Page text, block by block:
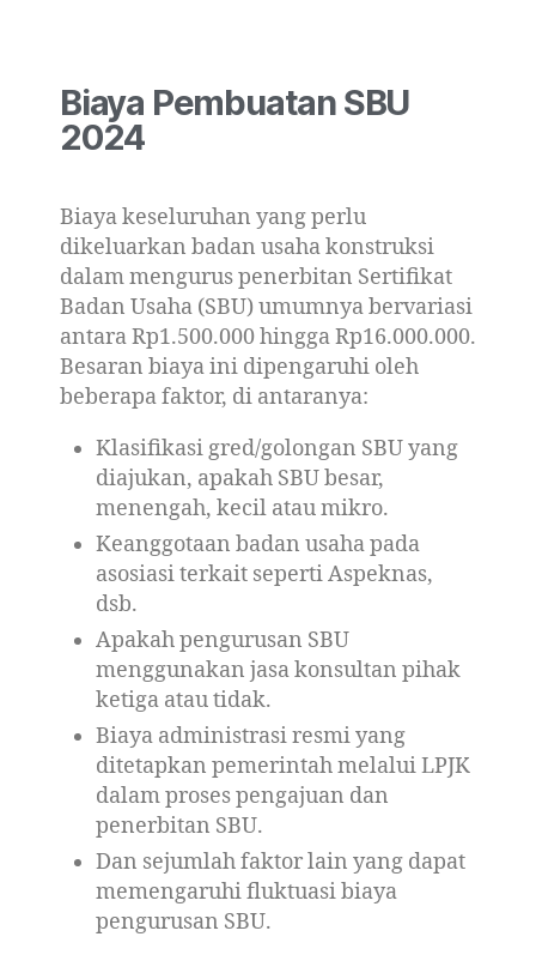
Biaya Pembuatan SBU
2024
Biaya keseluruhan yang perlu
dikeluarkan badan usaha konstruksi
dalam mengurus penerbitan Sertifikat
Badan Usaha (SBU) umumnya bervariasi
antara Rp1.500.000 hingga Rp16.000.000.
Besaran biaya ini dipengaruhi oleh
beberapa faktor, di antaranya:
Klasifikasi gred/golongan SBU yang
diajukan, apakah SBU besar,
menengah, kecil atau mikro.
Keanggotaan badan usaha pada
asosiasi terkait seperti Aspeknas,
dsb.
Apakah pengurusan SBU
menggunakan jasa konsultan pihak
ketiga atau tidak.
Biaya administrasi resmi yang
ditetapkan pemerintah melalui LPJK
dalam proses pengajuan dan
penerbitan SBU.
Dan sejumlah faktor lain yang dapat
memengaruhi fluktuasi biaya
pengurusan SBU.